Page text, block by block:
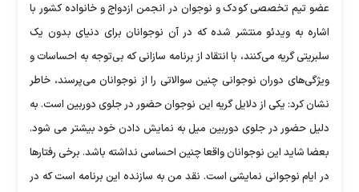
عضو تیم تخصصی کودک و نوجوان در انجمن ازدواج و خانواده کشور با
اشاره به ویدئو منتشر شده که در آن نوجوانان برای دنیای بدون یک
سلبریتی گریه می‌کنند، با انتقاد از برنامه سازانی که بی‌توجه به احساسات و
ویژگی‌های دوران نوجوانی چنین سوالاتی را از نوجوانان می‌پرسند، خاطر
نشان کرد: یکی از دلایل گریه این نوجوان حضور در جلوی دوربین است. به
دلیل حضور در جلوی دوربین میل به نمایش دادن خود بیشتر می شود.
بعضا شاید این نوجوانان واقعا چنین احساسی نداشته باشد. برخی رفتارها
در ایام نوجوانی نمایشی است. نقد من به سازنده این برنامه است که در